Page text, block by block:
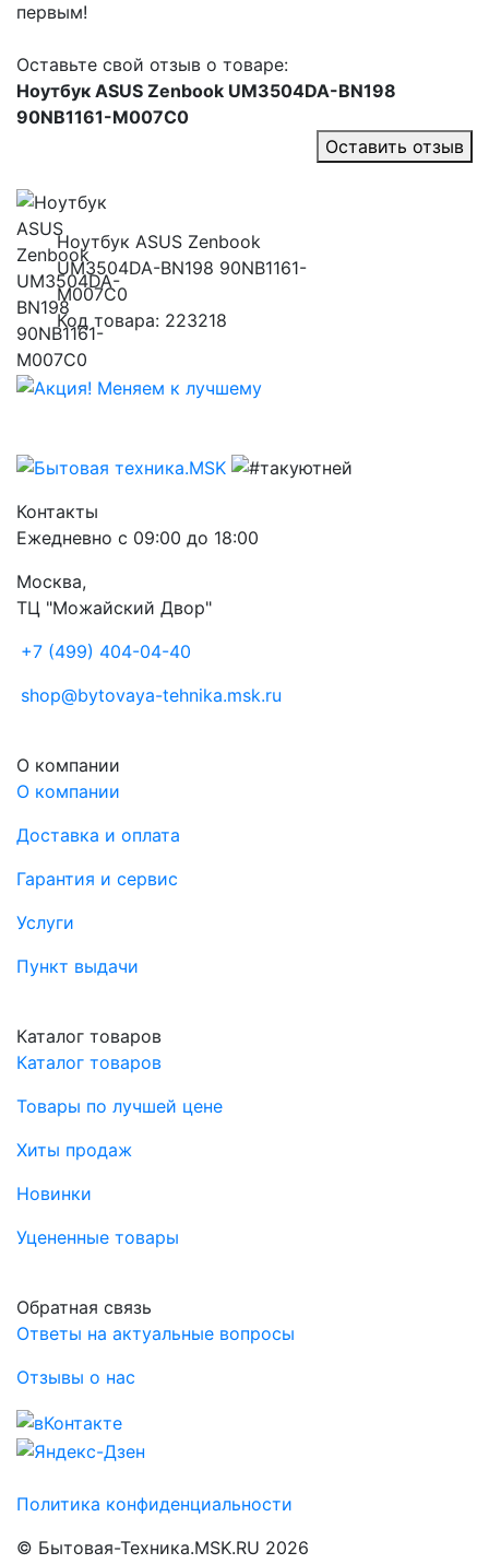
первым!
Оставьте свой отзыв о товаре:
Ноутбук ASUS Zenbook UM3504DA-BN198
90NB1161-M007C0
Оставить отзыв
Ноутбук ASUS Zenbook
UM3504DA-BN198 90NB1161-
M007C0
Код товара: 223218
Контакты
Ежедневно с 09:00 до 18:00
Москва,
ТЦ "Можайский Двор"
+7 (499) 404-04-40
shop@bytovaya-tehnika.msk.ru
О компании
О компании
Доставка и оплата
Гарантия и сервис
Услуги
Пункт выдачи
Каталог товаров
Каталог товаров
Товары по лучшей цене
Хиты продаж
Новинки
Уцененные товары
Обратная связь
Ответы на актуальные вопросы
Отзывы о нас
Политика конфиденциальности
© Бытовая-Техника.MSK.RU 2026